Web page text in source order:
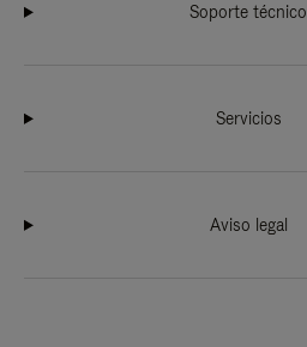
Soporte técnico
Servicios
Aviso legal